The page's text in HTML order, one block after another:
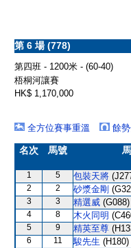
第 6 場 (778)
第四班 - 1200米 - (60-40)
梧桐河讓賽
HK$ 1,170,000
全方位賽事重溫 餘
名次 馬號
1 5 包裝天將
2
2 砂漿金剛
3
3 精選威 (G088)
4
8 木火同明
5
9 精英至尊
6
11 駿先生 (H180)